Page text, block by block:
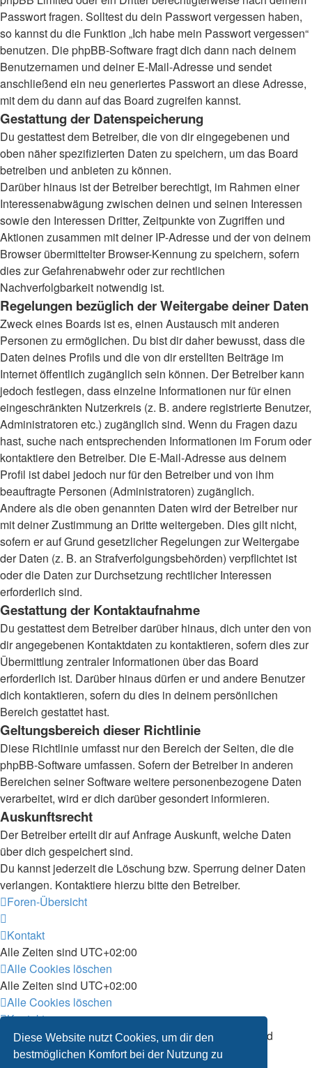
Diese Website nutzt Cookies, um dir den
bestmöglichen Komfort bei der Nutzung zu
Passwort fragen. Solltest du dein Passwort vergessen haben,
so kannst du die Funktion „Ich habe mein Passwort vergessen“
benutzen. Die phpBB-Software fragt dich dann nach deinem
Benutzernamen und deiner E-Mail-Adresse und sendet
anschließend ein neu generiertes Passwort an diese Adresse,
mit dem du dann auf das Board zugreifen kannst.
Gestattung der Datenspeicherung
Du gestattest dem Betreiber, die von dir eingegebenen und
oben näher spezifizierten Daten zu speichern, um das Board
betreiben und anbieten zu können.
Darüber hinaus ist der Betreiber berechtigt, im Rahmen einer
Interessenabwägung zwischen deinen und seinen Interessen
sowie den Interessen Dritter, Zeitpunkte von Zugriffen und
Aktionen zusammen mit deiner IP-Adresse und der von deinem
Browser übermittelter Browser-Kennung zu speichern, sofern
dies zur Gefahrenabwehr oder zur rechtlichen
Nachverfolgbarkeit notwendig ist.
Regelungen bezüglich der Weitergabe deiner Daten
Zweck eines Boards ist es, einen Austausch mit anderen
Personen zu ermöglichen. Du bist dir daher bewusst, dass die
Daten deines Profils und die von dir erstellten Beiträge im
Internet öffentlich zugänglich sein können. Der Betreiber kann
jedoch festlegen, dass einzelne Informationen nur für einen
eingeschränkten Nutzerkreis (z. B. andere registrierte Benutzer,
Administratoren etc.) zugänglich sind. Wenn du Fragen dazu
hast, suche nach entsprechenden Informationen im Forum oder
kontaktiere den Betreiber. Die E-Mail-Adresse aus deinem
Profil ist dabei jedoch nur für den Betreiber und von ihm
beauftragte Personen (Administratoren) zugänglich.
Andere als die oben genannten Daten wird der Betreiber nur
mit deiner Zustimmung an Dritte weitergeben. Dies gilt nicht,
sofern er auf Grund gesetzlicher Regelungen zur Weitergabe
der Daten (z. B. an Strafverfolgungsbehörden) verpflichtet ist
oder die Daten zur Durchsetzung rechtlicher Interessen
erforderlich sind.
Gestattung der Kontaktaufnahme
Du gestattest dem Betreiber darüber hinaus, dich unter den von
dir angegebenen Kontaktdaten zu kontaktieren, sofern dies zur
Übermittlung zentraler Informationen über das Board
erforderlich ist. Darüber hinaus dürfen er und andere Benutzer
dich kontaktieren, sofern du dies in deinem persönlichen
Bereich gestattet hast.
Geltungsbereich dieser Richtlinie
Diese Richtlinie umfasst nur den Bereich der Seiten, die die
phpBB-Software umfassen. Sofern der Betreiber in anderen
Bereichen seiner Software weitere personenbezogene Daten
verarbeitet, wird er dich darüber gesondert informieren.
Auskunftsrecht
Der Betreiber erteilt dir auf Anfrage Auskunft, welche Daten
über dich gespeichert sind.
Du kannst jederzeit die Löschung bzw. Sperrung deiner Daten
verlangen. Kontaktiere hierzu bitte den Betreiber.
Foren-Übersicht
Kontakt
Alle Zeiten sind UTC+02:00
Alle Cookies löschen
Alle Zeiten sind UTC+02:00
Alle Cookies löschen
Kontakt
Powered byphpBB® Forum Software © phpBB Limited
Deutsche Übersetzung durch phpBB.de